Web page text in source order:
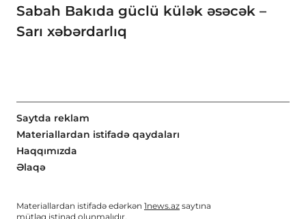
Sabah Bakıda güclü külək əsəcək –
Sarı xəbərdarlıq
Saytda reklam
Materiallardan istifadə qaydaları
Haqqımızda
Əlaqə
Materiallardan istifadə edərkən 1news.az saytına
mütləq istinad olunmalıdır.